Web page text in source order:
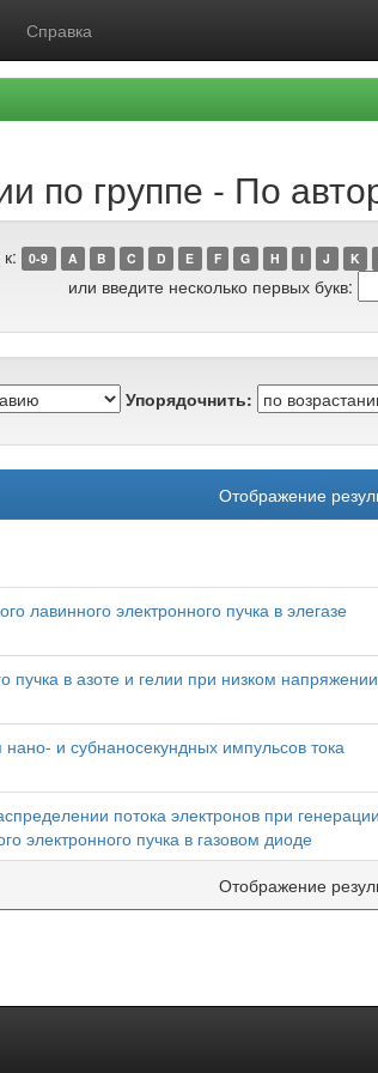
Справка
по группе - По
0-9 A B C D E F G H I J K
или введите несколько первых букв:
Упорядочнить:
Отображение
лавинного электронного пучка в элегазе
пучка в азоте и гелии при низком
и субнаносекундных импульсов тока
потока электронов при генерации
электронного пучка в газовом диоде
Отображение